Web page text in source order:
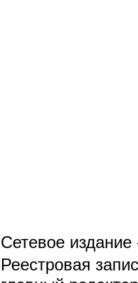
Сетевое
Реестровая